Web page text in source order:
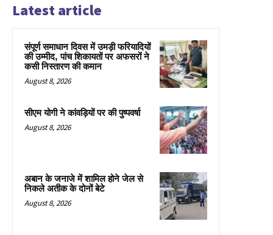
Latest article
संपूर्ण समाधान दिवस में उमड़ी फरियादियों
की उम्मीद, पांच शिकायतों पर अफसरों ने
कसी निस्तारण की कमान
August 8, 2026
सीएम योगी ने कांवड़ियों पर की पुष्पवर्षा
August 8, 2026
अबान के जनाजे में शामिल होने जेल से
निकले अतीक के दोनों बेटे
August 8, 2026